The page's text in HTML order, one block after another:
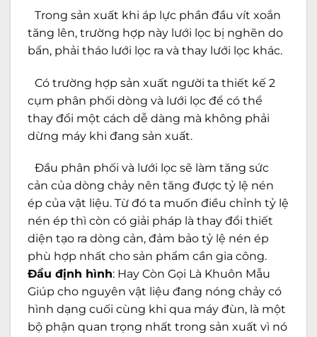
Trong sản xuất khi áp lực phần đầu vít xoắn
tăng lên, trường hợp này lưới lọc bị nghẽn do
bẩn, phải tháo lưới lọc ra và thay lưới lọc khác.
Có trường hợp sản xuất người ta thiết kế 2
cụm phân phối dòng và lưới lọc để có thể
thay đổi một cách dễ dàng mà không phải
dừng máy khi đang sản xuất.
Đầu phân phối và lưới lọc sẽ làm tăng sức
cản của dòng chảy nên tăng được tỷ lệ nén
ép của vật liệu. Từ đó ta muốn điều chỉnh tỷ lệ
nén ép thì còn có giải pháp là thay đổi thiết
diện tạo ra dòng cản, đảm bảo tỷ lệ nén ép
phù hợp nhất cho sản phẩm cần gia công.
Đầu định hình: Hay Còn Gọi Là Khuôn Mẫu
Giúp cho nguyên vật liệu đang nóng chảy có
hình dạng cuối cùng khi qua máy đùn, là một
bộ phận quan trọng nhất trong sản xuất vì nó